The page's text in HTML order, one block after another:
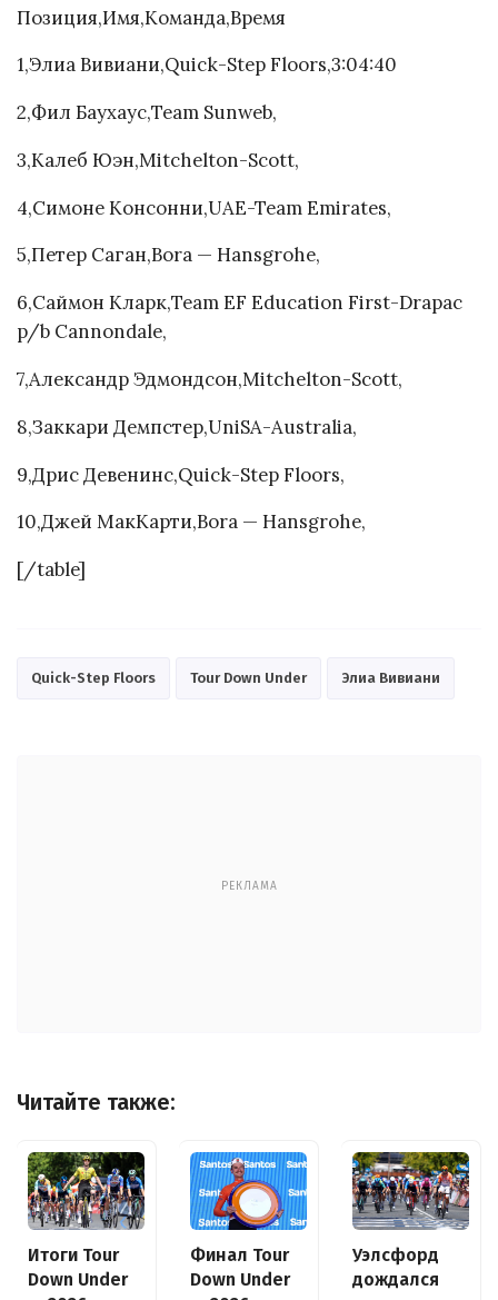
Позиция,Имя,Команда,Время
1,Элиа Вивиани,Quick-Step Floors,3:04:40
2,Фил Баухаус,Team Sunweb,
3,Калеб Юэн,Mitchelton-Scott,
4,Симоне Консонни,UAE-Team Emirates,
5,Петер Саган,Bora — Hansgrohe,
6,Саймон Кларк,Team EF Education First-Drapac
p/b Cannondale,
7,Александр Эдмондсон,Mitchelton-Scott,
8,Заккари Демпстер,UniSA-Australia,
9,Дрис Девенинс,Quick-Step Floors,
10,Джей МакКарти,Bora — Hansgrohe,
[/table]
Quick-Step Floors Tour Down Under Элиа Вивиани
РЕКЛАМА
Читайте также:
Итоги Tour
Down Under
Финал Tour
Down Under
Уэлсфорд
дождался